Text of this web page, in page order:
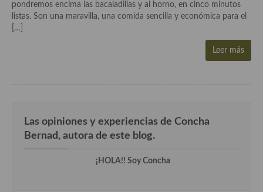
Origen y evolución de la comida
Las opiniones de la «Cocinera»
pondremos encima las bacaladillas y al horno, en cinco minutos
listas. Son una maravilla, una comida sencilla y económica para el
[…]
Leer más
Las opiniones y experiencias de Concha
Bernad, autora de este blog.
¡HOLA!! Soy Concha